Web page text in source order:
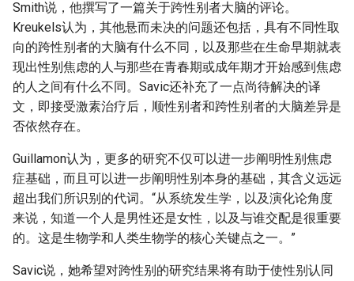
Smith说，他撰写了一篇关于跨性别者大脑的评论。
Kreukels认为，其他悬而未决的问题还包括，具有不同性取
向的跨性别者的大脑有什么不同，以及那些在生命早期就表
现出性别焦虑的人与那些在青春期或成年期才开始感到焦虑
的人之间有什么不同。Savic还补充了一点尚待解决的译
文，即接受激素治疗后，顺性别者和跨性别者的大脑差异是
否依然存在。
Guillamon认为，更多的研究不仅可以进一步阐明性别焦虑
症基础，而且可以进一步阐明性别本身的基础，其含义远远
超出我们所识别的代词。“从系统发生学，以及演化论角度
来说，知道一个人是男性还是女性，以及与谁交配是很重要
的。这是生物学和人类生物学的核心关键点之一。”
Savic说，她希望对跨性别的研究结果将有助于使性别认同